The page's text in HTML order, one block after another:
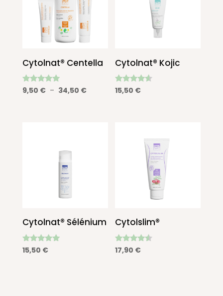
Cytolnat® Centella
Note
4.86
9,50 € – 34,50 €Plage
Cytolnat® Kojic
Note
4.36
15,50 €
Cytolnat® Sélénium
Note
4.90
15,50 €
Cytolslim®
Note
4.33
17,90 €